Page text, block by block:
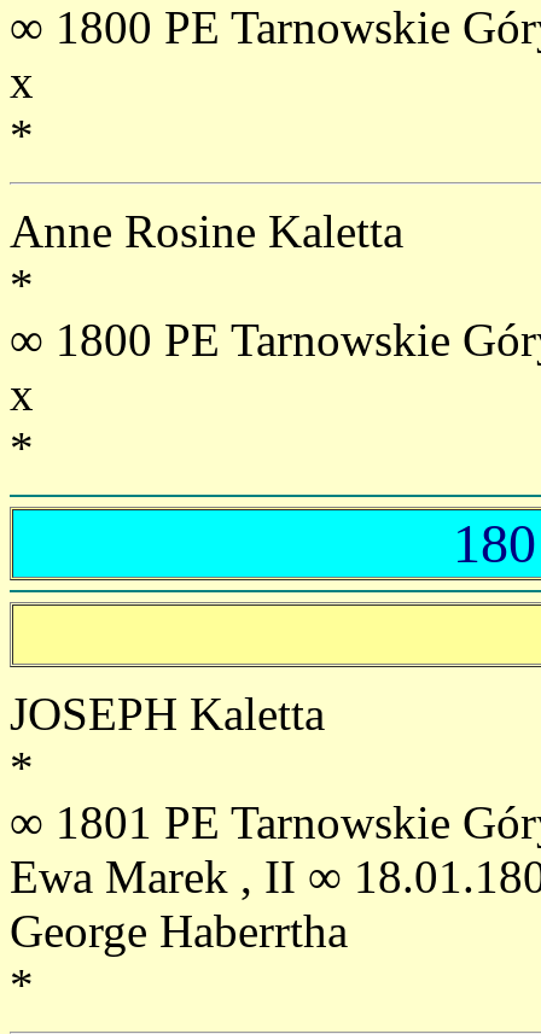
∞ 1800 PE Tarnowskie
x
*
Anne Rosine Kaletta
*
∞ 1800 PE Tarnowskie
x
*
JOSEPH Kaletta
*
∞ 1801 PE Tarnowskie
Ewa Marek , II ∞
George Haberrtha
*